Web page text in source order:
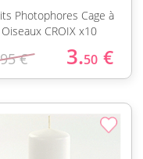
Photophores Cage à
Oiseaux CROIX x10
€ 3.50 €